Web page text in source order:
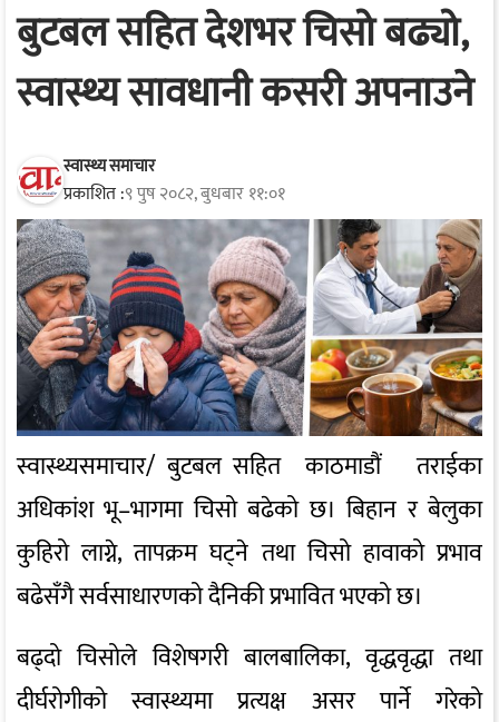
बुटबल सहित देशभर चिसो बढ्यो,
स्वास्थ्य सावधानी कसरी अपनाउने
स्वास्थ्य समाचार
प्रकाशित :९ पुष २०८२, बुधबार ११:०१
स्वास्थ्यसमाचार/ बुटबल सहित काठमाडौं तराईका
अधिकांश भू–भागमा चिसो बढेको छ। बिहान र बेलुका
कुहिरो लाग्ने, तापक्रम घट्ने तथा चिसो हावाको प्रभाव
बढेसँगै सर्वसाधारणको दैनिकी प्रभावित भएको छ।
बढ्दो चिसोले विशेषगरी बालबालिका, वृद्धवृद्धा तथा
दीर्घरोगीको स्वास्थ्यमा प्रत्यक्ष असर पार्ने गरेको